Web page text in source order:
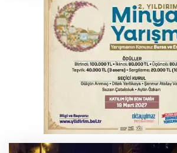
Otomobil kanala uçtu: 2
Bursa'da Mustafa
kahkaha dolu gece
Elektrik akımına kapılan
kaybetti